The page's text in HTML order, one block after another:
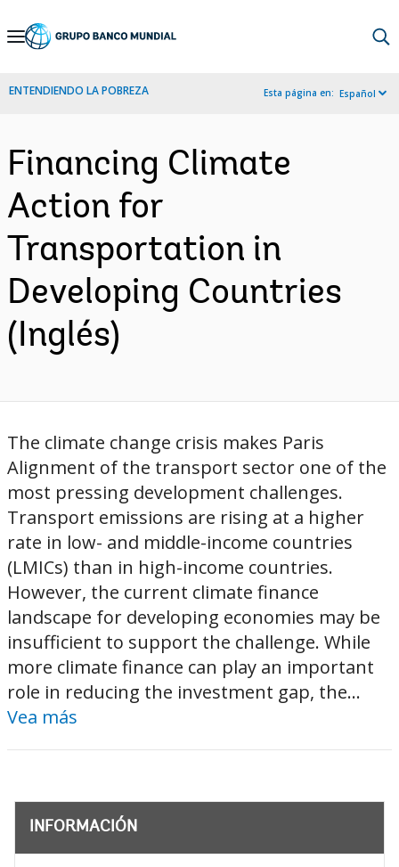
Skip
Navigation
ENTENDIENDO LA POBREZA Esta página en: Español
Financing Climate
Action for
Transportation in
Developing Countries
(Inglés)
The climate change crisis makes Paris
Alignment of the transport sector one of the
most pressing development challenges.
Transport emissions are rising at a higher
rate in low- and middle-income countries
(LMICs) than in high-income countries.
However, the current climate finance
landscape for developing economies may be
insufficient to support the challenge. While
more climate finance can play an important
role in reducing the investment gap, the...
Vea más
INFORMACIÓN